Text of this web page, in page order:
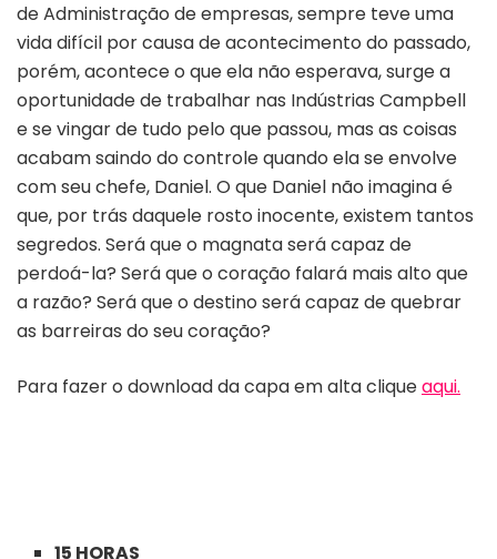
de Administração de empresas, sempre teve uma
vida difícil por causa de acontecimento do passado,
porém, acontece o que ela não esperava, surge a
oportunidade de trabalhar nas Indústrias Campbell
e se vingar de tudo pelo que passou, mas as coisas
acabam saindo do controle quando ela se envolve
com seu chefe, Daniel. O que Daniel não imagina é
que, por trás daquele rosto inocente, existem tantos
segredos. Será que o magnata será capaz de
perdoá-la? Será que o coração falará mais alto que
a razão? Será que o destino será capaz de quebrar
as barreiras do seu coração?
Para fazer o download da capa em alta cliqueaqui.
15 HORAS